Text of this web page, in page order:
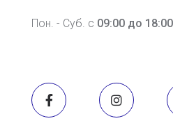
Пон. - Суб. с 09:00 до 18:00